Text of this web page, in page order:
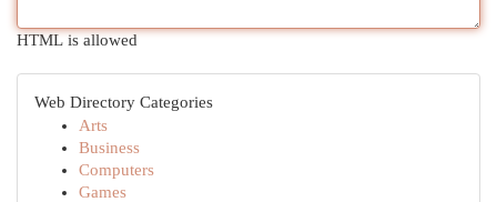
HTML is allowed
Web Directory Categories
Arts
Business
Computers
Games